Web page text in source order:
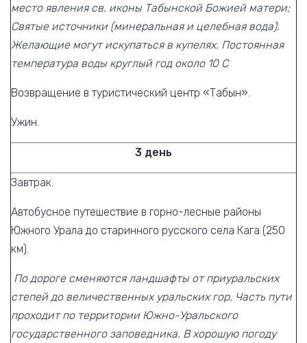
место явления св. иконы Табынской Божией матери;
Святые источники (минеральная и целебная вода).
Желающие могут искупаться в купелях. Постоянная
температура воды круглый год около 10 С
Возвращение в туристический центр «Табын».
Ужин.
3 день
Завтрак.
Автобусное путешествие в горно-лесные районы
Южного Урала до старинного русского села Кага (250
км).
По дороге сменяются ландшафты от приуральских
степей до величественных уральских гор. Часть пути
проходит по территории Южно-Уральского
государственного заповедника. В хорошую погоду